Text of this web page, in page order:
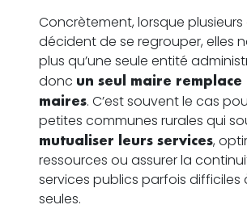
Concrètement, lorsque
décident de se regrouper, elles
plus qu’une seule entité
donc un seul maire remplace
maires. C’est souvent le cas
petites communes rurales qui
mutualiser leurs services,
ressources ou assurer la
services publics parfois difficiles
seules.